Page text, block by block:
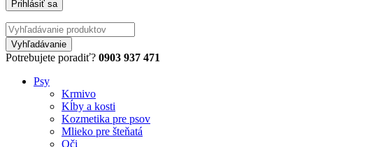
Potrebujete poradiť? 0903 937 471
Psy
Krmivo
Kĺby a kosti
Kozmetika pre psov
Mlieko pre šteňatá
Oči